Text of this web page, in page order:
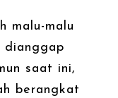
malu-malu
dianggap
saat ini,
berangkat